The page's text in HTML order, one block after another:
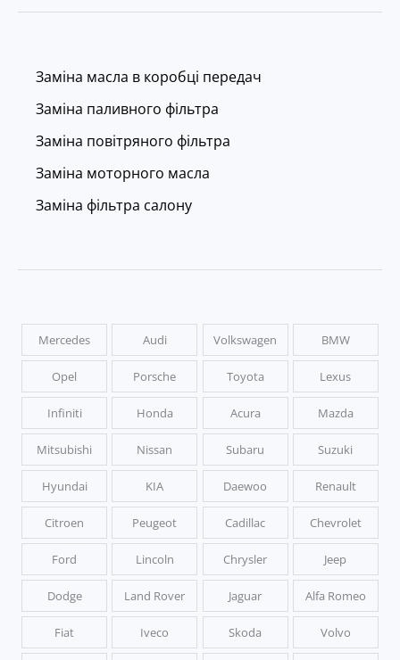
Заміна масла в коробці передач
Заміна паливного фільтра
Заміна повітряного фільтра
Заміна моторного масла
Заміна фільтра салону
Mercedes Audi Volkswagen BMW
Opel Porsche Toyota Lexus
Infiniti Honda Acura Mazda
Mitsubishi Nissan Subaru Suzuki
Hyundai KIA Daewoo Renault
Citroen Peugeot Cadillac Chevrolet
Ford Lincoln Chrysler Jeep
Dodge Land Rover Jaguar Alfa Romeo
Fiat Iveco Skoda Volvo